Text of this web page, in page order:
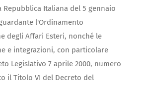
Repubblica Italiana del 5 gennaio
l'Ordinamento
degli Affari Esteri, nonché le
e integrazioni, con particolare
Legislativo 7 aprile 2000, numero
il Titolo VI del Decreto del